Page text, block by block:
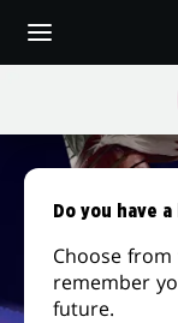
main
MAGIC:
THEDo you have
Choose
remember
future.